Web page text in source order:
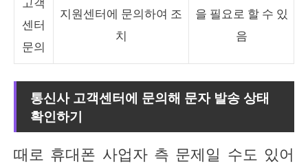
센터
문의
지원센터에 문의하여 조
치
을 필요로 할 수 있
음
통신사 고객센터에 문의해 문자 발송 상태
확인하기
때로 휴대폰 사업자 측 문제일 수도 있어